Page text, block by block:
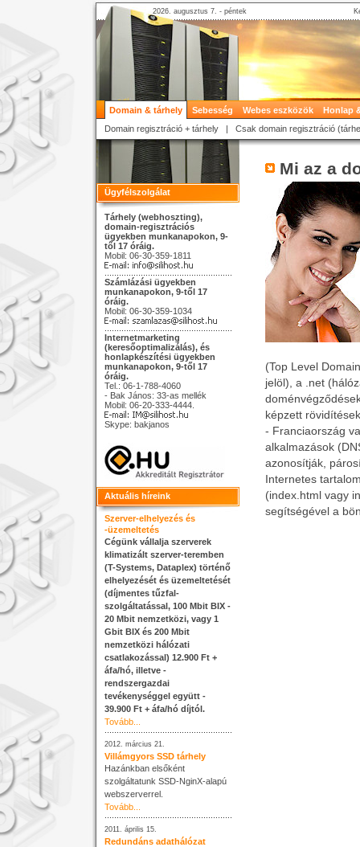
2026. augusztus 7. - péntek
Domain & tárhely Sebesség Webes eszközök
Honlap
Domain regisztráció + tárhely | Csak domain regisztráció
Ügyfélszolgálat
Tárhely (webhoszting),
domain-regisztrációs
ügyekben munkanapokon, 9-
től 17 óráig.
Mobil: 06-30-359-1811
Számlázási ügyekben
munkanapokon, 9-től 17
óráig.
Mobil: 06-30-359-1034
Internetmarketing
(keresőoptimalizálás), és
honlapkészítési ügyekben
munkanapokon, 9-től 17
óráig.
Tel.: 06-1-788-4060
- Bak János: 33-as mellék
Mobil: 06-20-333-4444.
Skype: bakjanos
Aktuális híreink
Szerver-elhelyezés és
-üzemeltetés
Cégünk vállalja szerverek
klimatizált szerver-teremben
(T-Systems, Dataplex) történő
elhelyezését és üzemeltetését
(díjmentes tűzfal-
szolgáltatással, 100 Mbit BIX -
20 Mbit nemzetközi, vagy 1
Gbit BIX és 200 Mbit
nemzetközi hálózati
csatlakozással) 12.900 Ft +
áfa/hó, illetve -
rendszergazdai
tevékenységgel együtt -
39.900 Ft + áfa/hó díjtól.
Tovább...
2012. március 21.
Villámgyors SSD tárhely
Hazánkban elsőként
szolgáltatunk SSD-NginX-alapú
webszerverrel.
Tovább...
2011. április 15.
Redundáns adathálózat
Mi az a
(Top Level
jelöl), a .net
képzett
- Franciaország
alkalmazások
azonosítják,
Internetes
(index.html vagy
segítségével a